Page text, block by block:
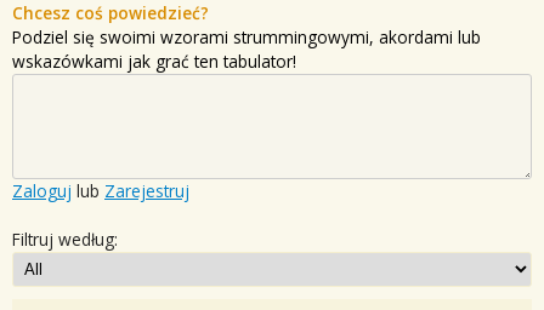
Chcesz coś powiedzieć?
Podziel się swoimi wzorami strummingowymi, akordami lub
wskazówkami jak grać ten tabulator!
Zaloguj lub Zarejestruj
Filtruj według: